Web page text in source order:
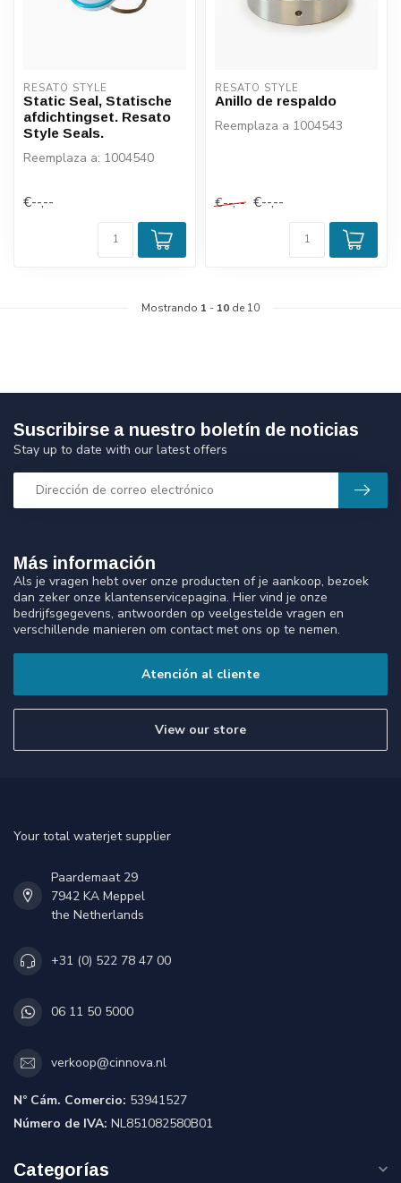
RESATO STYLE
Static Seal, Statische
afdichtingset. Resato
Style Seals.
Reemplaza a: 1004540
€--,--
RESATO STYLE
Anillo de respaldo
Reemplaza a 1004543
€--,-- €--,--
Mostrando 1 - 10 de 10
Más información
Als je vragen hebt over onze producten of je aankoop, bezoek
dan zeker onze klantenservicepagina. Hier vind je onze
bedrijfsgegevens, antwoorden op veelgestelde vragen en
verschillende manieren om contact met ons op te nemen.
Atención al cliente
View our store
Suscribirse a nuestro boletín de noticias
Stay up to date with our latest offers
Your total waterjet supplier
Paardemaat 29
7942 KA Meppel
the Netherlands
+31 (0) 522 78 47 00
06 11 50 5000
verkoop@cinnova.nl
Nº Cám. Comercio: 53941527
Número de IVA: NL851082580B01
Categorías